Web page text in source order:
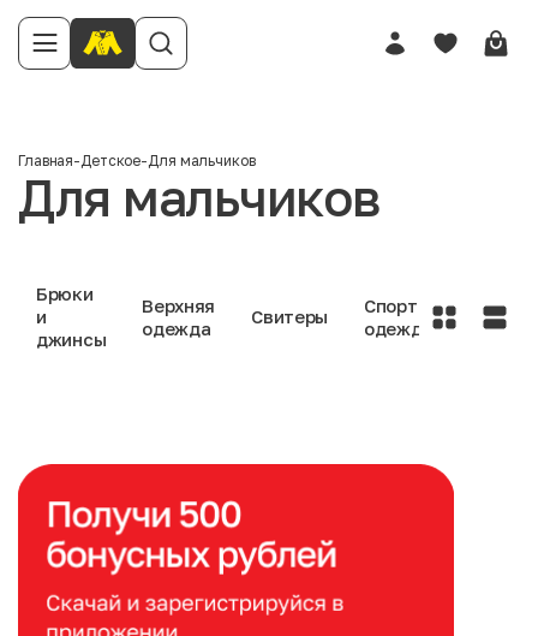
Главная-Детское-Для мальчиков
Для мальчиков
Брюки
и
джинсы
Верхняя
одежда
Свитеры
Спортивная
одежда